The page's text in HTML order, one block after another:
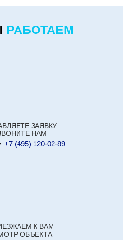
РАБОТАЕМ
ЗАЯВКУ
НАМ
+7 (495) 120-02-89
К ВАМ
ОБЪЕКТА